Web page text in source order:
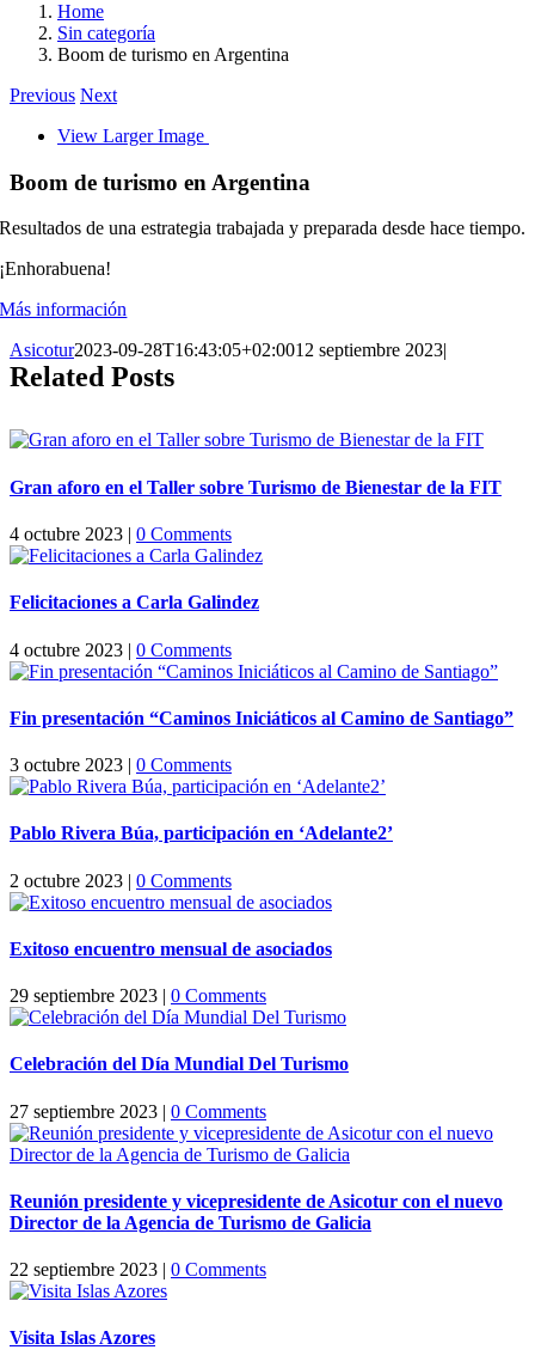
Home
Sin categoría
Boom de turismo en Argentina
Previous Next
View Larger Image
Boom de turismo en Argentina
Resultados de una estrategia trabajada y preparada desde hace tiempo.
¡Enhorabuena!
Más información
Asicotur2023-09-28T16:43:05+02:0012 septiembre 2023|
Related Posts
Gran aforo en el Taller sobre Turismo de Bienestar de la FIT
4 octubre 2023 | 0 Comments
Felicitaciones a Carla Galindez
4 octubre 2023 | 0 Comments
Fin presentación “Caminos Iniciáticos al Camino de Santiago”
3 octubre 2023 | 0 Comments
Pablo Rivera Búa, participación en ‘Adelante2’
2 octubre 2023 | 0 Comments
Exitoso encuentro mensual de asociados
29 septiembre 2023 | 0 Comments
Celebración del Día Mundial Del Turismo
27 septiembre 2023 | 0 Comments
Reunión presidente y vicepresidente de Asicotur con el nuevo
Director de la Agencia de Turismo de Galicia
22 septiembre 2023 | 0 Comments
Visita Islas Azores